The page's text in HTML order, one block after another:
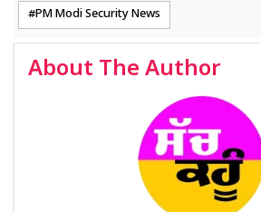
PM Modi Security News
About The Author